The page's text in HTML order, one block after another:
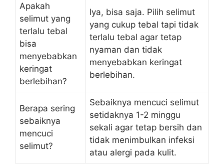
Apakah
selimut yang
terlalu tebal
bisa
menyebabkan
keringat
berlebihan?
Iya, bisa saja. Pilih selimut
yang cukup tebal tapi tidak
terlalu tebal agar tetap
nyaman dan tidak
menyebabkan keringat
berlebihan.
Berapa sering
sebaiknya
mencuci
selimut?
Sebaiknya mencuci selimut
setidaknya 1-2 minggu
sekali agar tetap bersih dan
tidak menimbulkan infeksi
atau alergi pada kulit.